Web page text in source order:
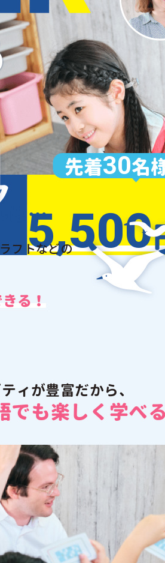
先着30名
5,500
は…
フトなどの
る！
ィが豊富だから、
でも楽しく学べ